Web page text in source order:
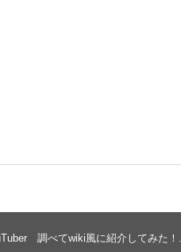
調べてwiki風に紹介してみた！ .